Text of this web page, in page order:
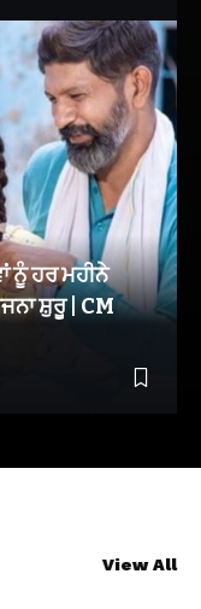
ਨੂੰ ਹਰ ਮਹੀਨੇ
ਸ਼ੁਰੂ | CM
View All